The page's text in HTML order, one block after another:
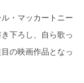
・マッカートニー
下ろし、自ら歌っ
の映画作品となっ